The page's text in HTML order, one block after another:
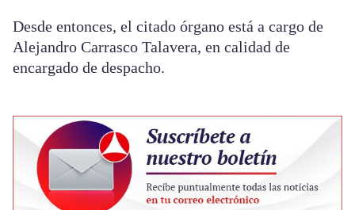
Desde entonces, el citado órgano está a cargo de
Alejandro Carrasco Talavera, en calidad de
encargado de despacho.